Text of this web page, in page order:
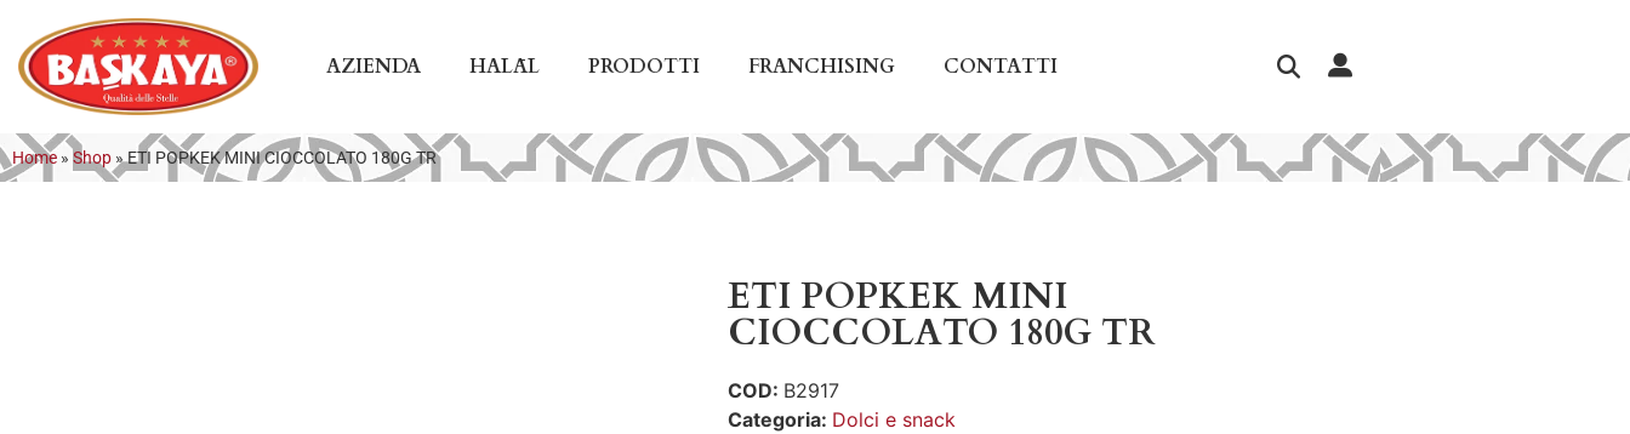
AZIENDA HALĀL PRODOTTI FRANCHISING CONTATTI
Home » Shop »ETI POPKEK MINI CIOCCOLATO 180G TR
ETI POPKEK MINI
CIOCCOLATO 180G TR
COD: B2917
Categoria: Dolci e snack